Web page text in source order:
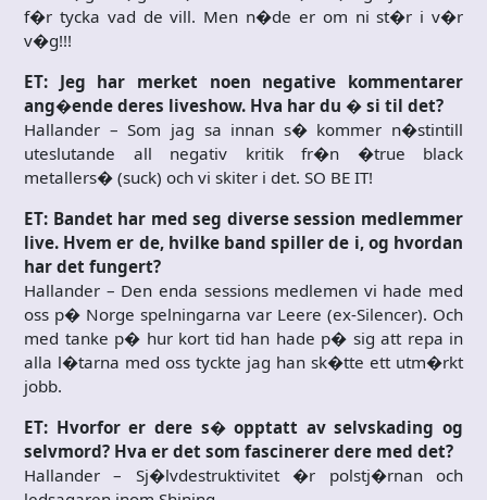
f�r tycka vad de vill. Men n�de er om ni st�r i v�r
v�g!!!
ET: Jeg har merket noen negative kommentarer
ang�ende deres liveshow. Hva har du � si til det?
Hallander – Som jag sa innan s� kommer n�stintill
uteslutande all negativ kritik fr�n �true black
metallers� (suck) och vi skiter i det. SO BE IT!
ET: Bandet har med seg diverse session medlemmer
live. Hvem er de, hvilke band spiller de i, og hvordan
har det fungert?
Hallander – Den enda sessions medlemen vi hade med
oss p� Norge spelningarna var Leere (ex-Silencer). Och
med tanke p� hur kort tid han hade p� sig att repa in
alla l�tarna med oss tyckte jag han sk�tte ett utm�rkt
jobb.
ET: Hvorfor er dere s� opptatt av selvskading og
selvmord? Hva er det som fascinerer dere med det?
Hallander – Sj�lvdestruktivitet �r polstj�rnan och